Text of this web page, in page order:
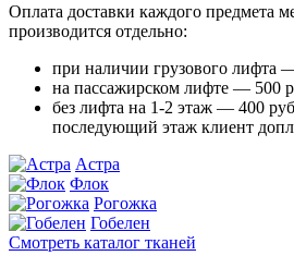
Оплата доставки каждого предмета
производится отдельно:
при наличии грузового лифта
на пассажирском лифте — 500
без лифта на 1-2 этаж — 400
последующий этаж клиент
Астра
Флок
Рогожка
Гобелен
Смотреть каталог тканей